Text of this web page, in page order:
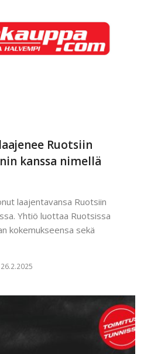
Ruotsiin
kanssa nimellä
laajentavansa Ruotsiin
Yhtiö luottaa Ruotsissa
kokemukseensa sekä
26.2.2025